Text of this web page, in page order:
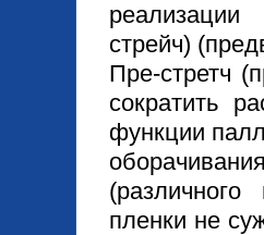
стрейч)
Пре-стретч
сократить
функции
пленки не